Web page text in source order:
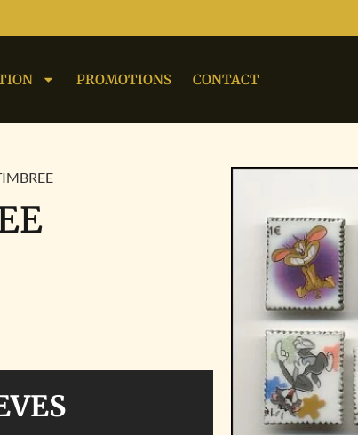
PROMOTIONS CONTACT